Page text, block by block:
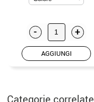
- +
AGGIUNGI
Categorie correlate